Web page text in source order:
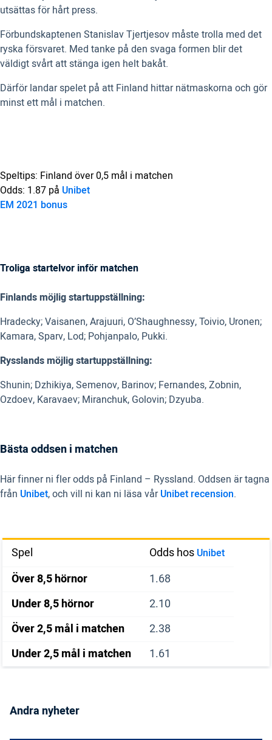
utsättas för hårt press.
Förbundskaptenen Stanislav Tjertjesov måste trolla med det
ryska försvaret. Med tanke på den svaga formen blir det
väldigt svårt att stänga igen helt bakåt.
Därför landar spelet på att Finland hittar nätmaskorna och gör
minst ett mål i matchen.
Speltips: Finland över 0,5 mål i matchen
Odds: 1.87 på Unibet
EM 2021 bonus
Troliga startelvor inför matchen
Finlands möjlig startuppställning:
Hradecky; Vaisanen, Arajuuri, O’Shaughnessy, Toivio, Uronen;
Kamara, Sparv, Lod; Pohjanpalo, Pukki.
Rysslands möjlig startuppställning:
Shunin; Dzhikiya, Semenov, Barinov; Fernandes, Zobnin,
Ozdoev, Karavaev; Miranchuk, Golovin; Dzyuba.
Bästa oddsen i matchen
Här finner ni fler odds på Finland – Ryssland. Oddsen är tagna
från Unibet, och vill ni kan ni läsa vårUnibet recension.
Spel Odds hos Unibet
Över 8,5 hörnor
1.68
Under 8,5 hörnor
2.10
Över 2,5 mål i matchen
2.38
Under 2,5 mål i matchen
1.61
Andra nyheter